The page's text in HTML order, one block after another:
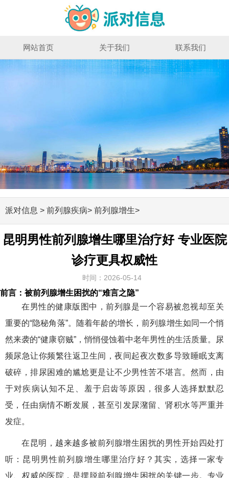
网站首页 关于我们 联系我们
派对信息 > 前列腺疾病> 前列腺增生>
昆明男性前列腺增生哪里治疗好 专业医院
诊疗更具权威性
时间：2026-05-14
前言：被前列腺增生困扰的“难言之隐”
在男性的健康版图中，前列腺是一个容易被忽视却至关
重要的“隐秘角落”。随着年龄的增长，前列腺增生如同一个悄
然来袭的“健康窃贼”，悄悄侵蚀着中老年男性的生活质量。尿
频尿急让你频繁往返卫生间，夜间起夜次数多导致睡眠支离
破碎，排尿困难的尴尬更是让不少男性苦不堪言。然而，由
于对疾病认知不足、羞于启齿等原因，很多人选择默默忍
受，任由病情不断发展，甚至引发尿潴留、肾积水等严重并
发症。
在昆明，越来越多被前列腺增生困扰的男性开始四处打
听：昆明男性前列腺增生哪里治疗好？其实，选择一家专
业、权威的医院，是摆脱前列腺增生困扰的关键一步。专业